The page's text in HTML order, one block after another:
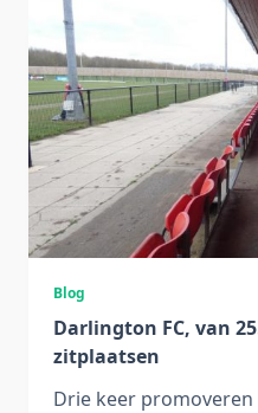
Blog
Darlington FC, van
zitplaatsen
Drie keer